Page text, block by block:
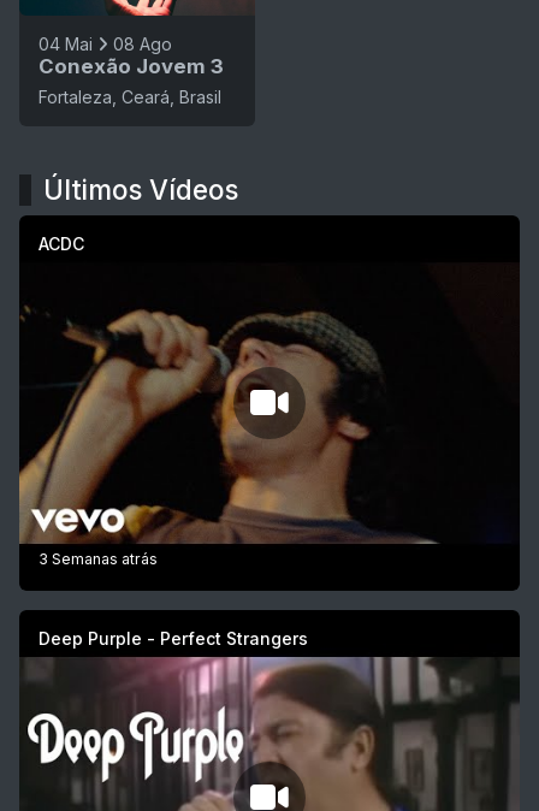
04 Mai 08 Ago
Conexão Jovem 3
Fortaleza, Ceará, Brasil
Últimos Vídeos
ACDC
3 Semanas atrás
Deep Purple - Perfect Strangers